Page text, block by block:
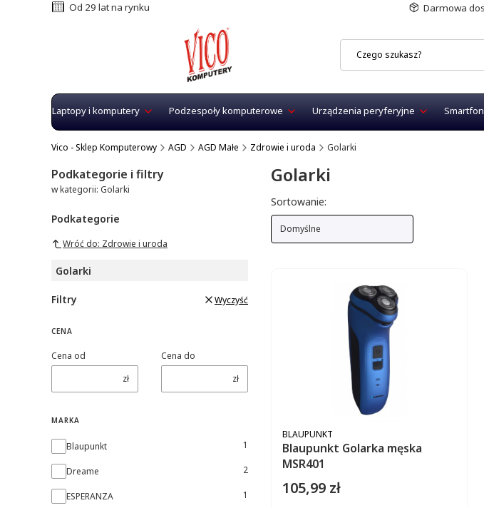
Od 29 lat na rynku Darmowa
Laptopy i komputery Podzespoły komputerowe Urządzenia peryferyjne
Vico - Sklep Komputerowy AGD AGD Małe Zdrowie i uroda Golarki
Podkategorie i filtry
w kategorii: Golarki
Podkategorie
Wróć do: Zdrowie i uroda
Golarki
Filtry Wyczyść
CENA
Cena od
zł
Cena do
zł
MARKA
Marka
Blaupunkt 1
Dreame 2
ESPERANZA 1
Golarki
Lista produktów
Sortowanie:
Domyślne
Blaupunkt Golarka męska
MSR401
PRODUCENT
BLAUPUNKT
Cena
105,99 zł